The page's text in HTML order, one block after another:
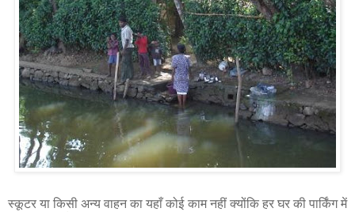
स्कूटर या किसी अन्य वाहन का यहाँ कोई काम नहीं क्योंकि हर घर की पार्किंग में